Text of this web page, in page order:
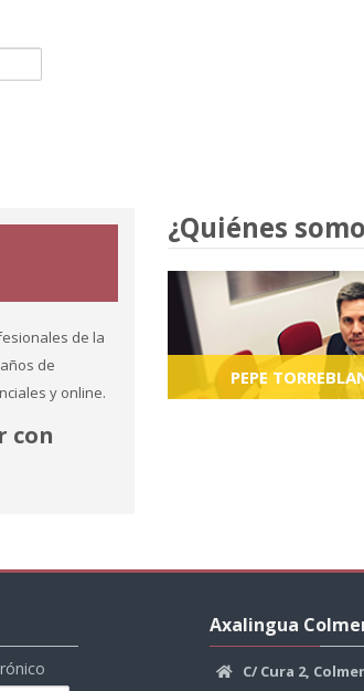
de la
de
y online.
con
¿Quiénes
PEPE
Axalingua
C/ Cura 2,